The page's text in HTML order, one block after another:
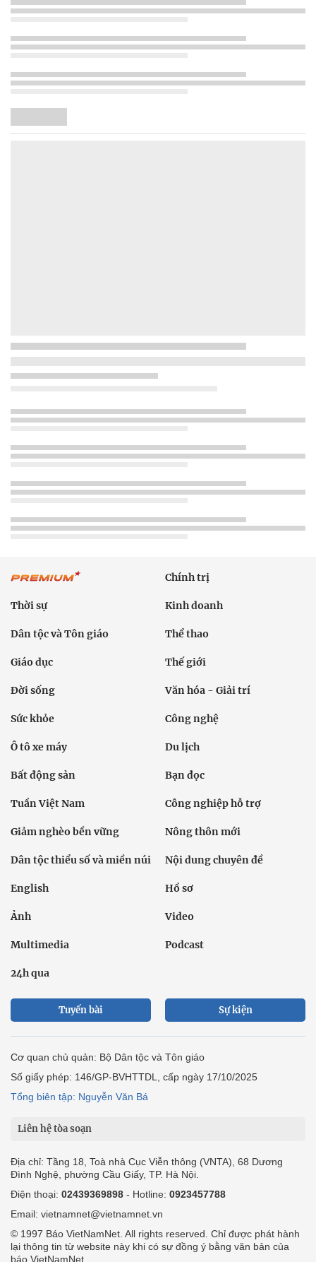
Chính trị
Thời sự Kinh doanh
Dân tộc và Tôn giáo Thể thao
Giáo dục Thế giới
Đời sống Văn hóa - Giải trí
Sức khỏe Công nghệ
Ô tô xe máy Du lịch
Bất động sản Bạn đọc
Tuần Việt Nam Công nghiệp hỗ trợ
Giảm nghèo bền vững Nông thôn mới
Dân tộc thiểu số và miền núi Nội dung chuyên đề
English Hồ sơ
Ảnh Video
Multimedia Podcast
24h qua
Tuyến bài Sự kiện
Cơ quan chủ quản: Bộ Dân tộc và Tôn giáo
Số giấy phép: 146/GP-BVHTTDL, cấp ngày 17/10/2025
Tổng biên tập: Nguyễn Văn Bá
Liên hệ tòa soạn
Địa chỉ: Tầng 18, Toà nhà Cục Viễn thông (VNTA), 68 Dương
Đình Nghệ, phường Cầu Giấy, TP. Hà Nội.
Điện thoại: 02439369898 - Hotline: 0923457788
Email: vietnamnet@vietnamnet.vn
© 1997 Báo VietNamNet. All rights reserved. Chỉ được phát hành
lại thông tin từ website này khi có sự đồng ý bằng văn bản của
báo VietNamNet.